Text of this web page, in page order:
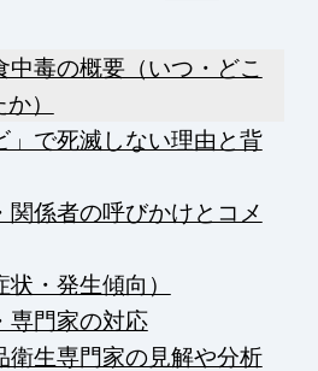
中毒の概要（いつ・どこ
）
」で死滅しない理由と背
関係者の呼びかけとコメ
・発生傾向）
専門家の対応
衛生専門家の見解や分析